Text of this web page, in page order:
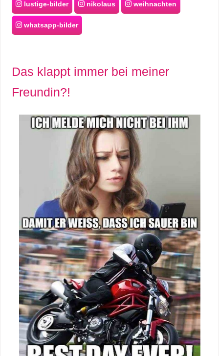
lustige-bilder nikolaus weihnachten
whatsapp-bilder
Das klappt immer bei meiner
Freundin?!